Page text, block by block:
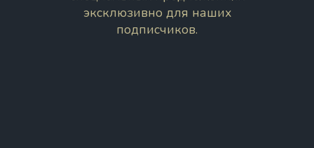
эксклюзивно для наших
подписчиков.